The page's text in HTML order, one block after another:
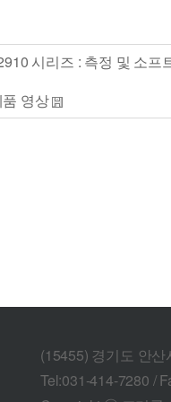
시리즈 : 측정 및 소프
영상
(15455) 경기도 안
Tel:031-414-7280 /